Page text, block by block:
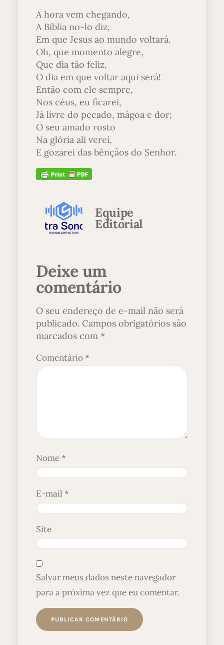
A hora vem chegando,
A Bíblia no-lo diz,
Em que Jesus ao mundo voltará.
Oh, que momento alegre,
Que dia tão feliz,
O dia em que voltar aqui será!
Então com ele sempre,
Nos céus, eu ficarei,
Já livre do pecado, mágoa e dor;
O seu amado rosto
Na glória ali verei,
E gozarei das bênçãos do Senhor.
Equipe
Editorial
Deixe um
comentário
O seu endereço de e-mail não será
publicado. Campos obrigatórios são
marcados com *
Comentário*
Nome*
E-mail *
Site
Salvar meus dados neste navegador
para a próxima vez que eu comentar.